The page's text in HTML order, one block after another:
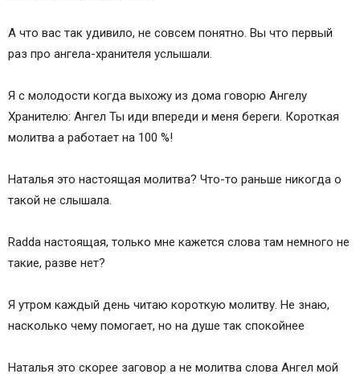
А что вас так удивило, не совсем понятно. Вы что первый
раз про ангела-хранителя услышали.
Я с молодости когда выхожу из дома говорю Ангелу
Хранителю: Ангел Ты иди впереди и меня береги. Короткая
молитва а работает на 100 %!
Наталья это настоящая молитва? Что-то раньше никогда о
такой не слышала.
Radda настоящая, только мне кажется слова там немного не
такие, разве нет?
Я утром каждый день читаю короткую молитву. Не знаю,
насколько чему помогает, но на душе так спокойнее
Наталья это скорее заговор а не молитва слова Ангел мой